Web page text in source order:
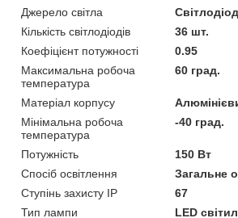
Джерело світла
Кількість світлодіодів
36 шт.
Коефіцієнт потужності
0.95
Максимальна робоча
температура
60 град.
Матеріал корпусу
Мінімальна робоча
температура
-40 град.
Потужність
150 Вт
Спосіб освітлення
Загальне
Ступінь захисту IP
67
Тип лампи
LED